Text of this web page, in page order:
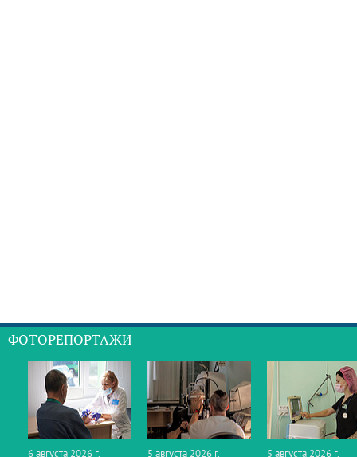
ФОТОРЕПОРТАЖИ
6 августа 2026 г. 5 августа 2026 г. 5 августа 2026 г.